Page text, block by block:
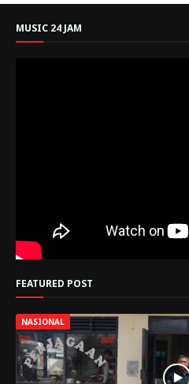
MUSIC 24 JAM
FEATURED POST
NASIONAL